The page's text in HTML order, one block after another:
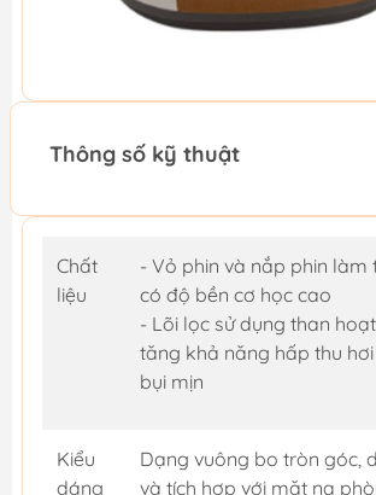
Thông số kỹ thuật
Chất
liệu
- Vỏ phin và nắp phin làm
có độ bền cơ học cao
- Lõi lọc sử dụng than
tăng khả năng hấp thu
bụi mịn
Kiểu
dáng
Dạng vuông bo tròn góc,
và tích hợp với mặt nạ